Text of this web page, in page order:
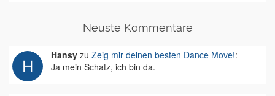
Neuste Kommentare
Hansy zu Zeig mir deinen besten Dance Move!:
Ja mein Schatz, ich bin da.